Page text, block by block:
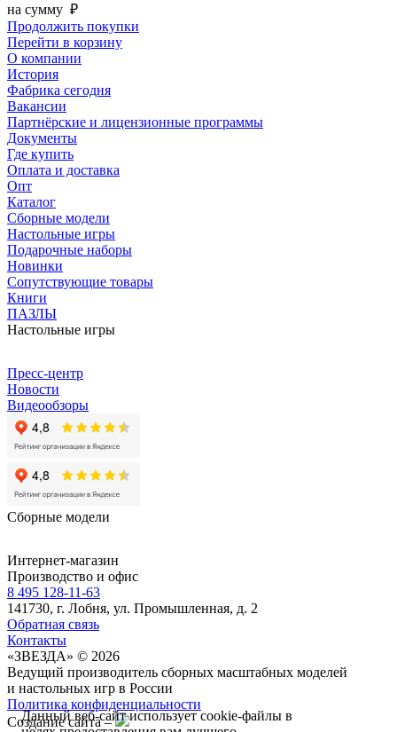
на сумму ₽
Продолжить покупки
Перейти в корзину
О компании
История
Фабрика сегодня
Вакансии
Партнёрские и лицензионные программы
Документы
Где купить
Оплата и доставка
Опт
Каталог
Сборные модели
Настольные игры
Подарочные наборы
Новинки
Сопутствующие товары
Книги
ПАЗЛЫ
Настольные игры
Пресс-центр
Новости
Видеообзоры
Сборные модели
Интернет-магазин
Производство и офис
8 495 128-11-63
141730, г. Лобня, ул. Промышленная, д. 2
Обратная связь
Контакты
«ЗВЕЗДА» © 2026
Ведущий производитель сборных масштабных моделей
и настольных игр в России
Политика конфиденциальности
Создание сайта –
Данный веб-сайт использует cookie-файлы в